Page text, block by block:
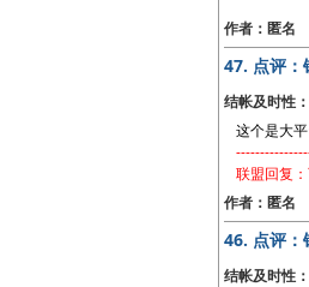
作者：匿名
47. 点评：
结帐及时性
这个是大
联盟回复
作者：匿名
46. 点评：
结帐及时性